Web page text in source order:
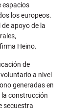
espacios
los europeos.
apoyo de la
Heino.
de
a nivel
generadas en
la construcción
secuestra